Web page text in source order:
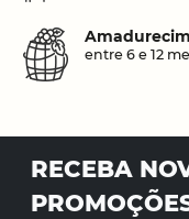
entre 6 e 12
RECEBA